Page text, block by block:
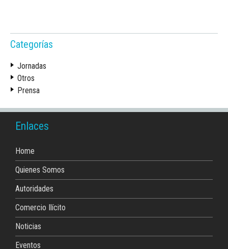
Categorías
Jornadas
Otros
Prensa
Enlaces
Home
Quienes Somos
Autoridades
Comercio Ilícito
Noticias
Eventos